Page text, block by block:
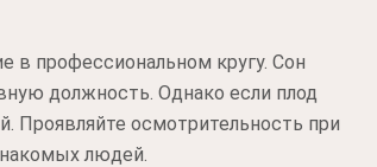
в профессиональном кругу. Сон
должность. Однако если плод
Проявляйте осмотрительность при
людей.